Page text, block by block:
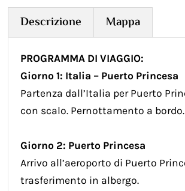
Descrizione Mappa
PROGRAMMA DI VIAGGIO:
Giorno 1: Italia – Puerto Princesa
Partenza dall’Italia per Puerto
con scalo. Pernottamento a bordo.
Giorno 2: Puerto Princesa
Arrivo all’aeroporto di Puerto
trasferimento in albergo.